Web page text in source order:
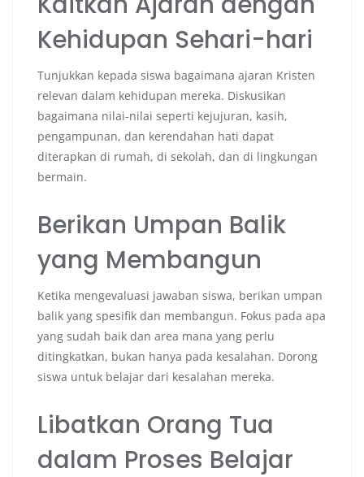
Kehidupan Sehari-hari
Tunjukkan kepada siswa bagaimana ajaran Kristen
relevan dalam kehidupan mereka. Diskusikan
bagaimana nilai-nilai seperti kejujuran, kasih,
pengampunan, dan kerendahan hati dapat
diterapkan di rumah, di sekolah, dan di lingkungan
bermain.
Berikan Umpan Balik
yang Membangun
Ketika mengevaluasi jawaban siswa, berikan umpan
balik yang spesifik dan membangun. Fokus pada apa
yang sudah baik dan area mana yang perlu
ditingkatkan, bukan hanya pada kesalahan. Dorong
siswa untuk belajar dari kesalahan mereka.
Libatkan Orang Tua
dalam Proses Belajar